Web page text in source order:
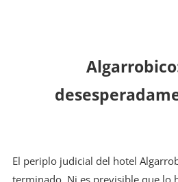
El periplo judicial del hotel
terminado. Ni es previsible que lo